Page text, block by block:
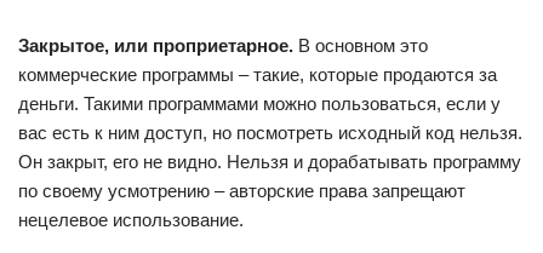
Закрытое, или проприетарное. В основном это
коммерческие программы – такие, которые продаются за
деньги. Такими программами можно пользоваться, если у
вас есть к ним доступ, но посмотреть исходный код нельзя.
Он закрыт, его не видно. Нельзя и дорабатывать программу
по своему усмотрению – авторские права запрещают
нецелевое использование.